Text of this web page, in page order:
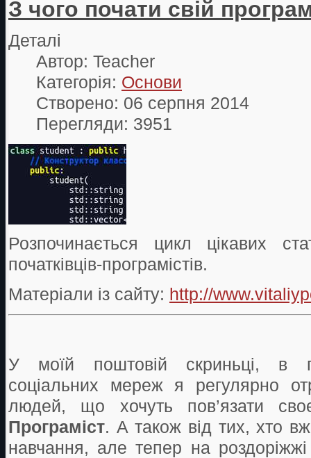
З чого почати свій
Деталі
Автор: Teacher
Категорія: Основи
Створено: 06 серпня 2014
Перегляди: 3951
Розпочинається цикл цікавих
початківців-програмістів.
Матеріали із сайту: http://
У моїй поштовій скриньці, в
соціальних мереж я регулярно
людей, що хочуть пов’язати
Програміст. А також від тих, хто
навчання, але тепер на